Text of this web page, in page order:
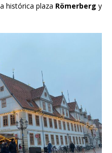
histórica plaza Römerberg y